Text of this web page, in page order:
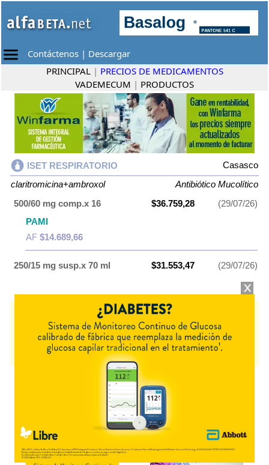
Contáctenos | Descargar
PRINCIPAL | PRECIOS DE MEDICAMENTOS
VADEMECUM | PRODUCTOS
ISET RESPIRATORIO
Casasco
claritromicina+ambroxol
Antibiótico Mucolítico
500/60 mg comp.x 16
$36.759,28
(29/07/26)
PAMI
AF $14.689,66
250/15 mg susp.x 70 ml $31.553,47 (29/07/26)
contieneclaritromicina+ambroxol
Antibiótico Mucolítico . Es producido por Casascoy cuenta con 2
presentaciones disponibles.
Algunas presentaciones cuentan con cobertura PAMI.
Otros productos conclaritromicina+ambroxol
Otros productos de Casasco